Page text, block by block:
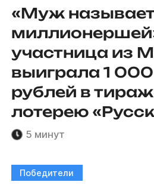
«Муж
участница из
выиграла 1
рублей в
лотерею
5 минут
Победители